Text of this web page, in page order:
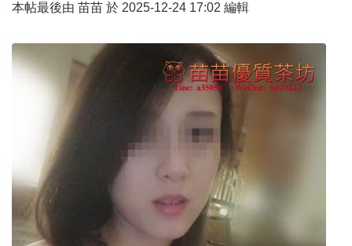
本帖最後由 苗苗 於 2025-12-24 17:02 編輯